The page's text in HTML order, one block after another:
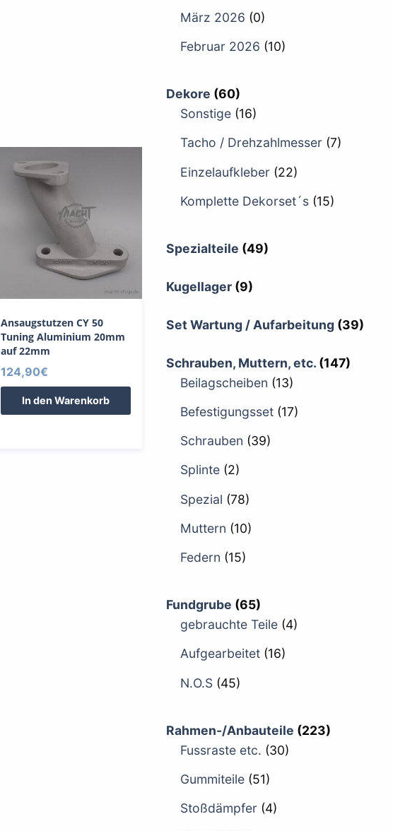
Ansaugstutzen CY 50
Tuning Aluminium 20mm
auf 22mm
124,90€
In den Warenkorb
März 2026 (0)
Februar 2026 (10)
Dekore (60)
Sonstige (16)
Tacho / Drehzahlmesser (7)
Einzelaufkleber (22)
Komplette Dekorset´s (15)
Spezialteile (49)
Kugellager (9)
Set Wartung / Aufarbeitung (39)
Schrauben, Muttern, etc. (147)
Beilagscheiben (13)
Befestigungsset (17)
Schrauben (39)
Splinte (2)
Spezial (78)
Muttern (10)
Federn (15)
Fundgrube (65)
gebrauchte Teile (4)
Aufgearbeitet (16)
N.O.S (45)
Rahmen-/Anbauteile (223)
Fussraste etc. (30)
Gummiteile (51)
Stoßdämpfer (4)